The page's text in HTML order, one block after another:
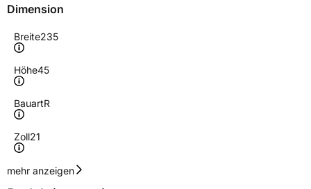
Dimension
Breite235
Höhe45
BauartR
Zoll21
Geschwindigkeitsindex
mehr anzeigen